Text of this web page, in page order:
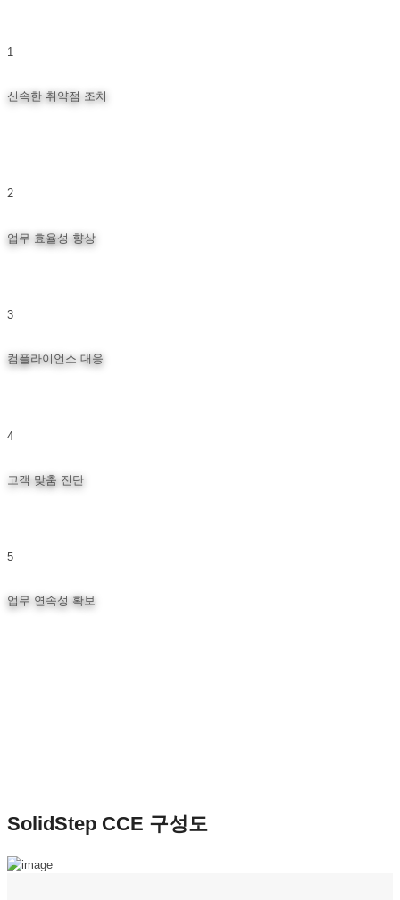
1
신속한 취약점 조치
2
업무 효율성 향상
3
컴플라이언스 대응
4
고객 맞춤 진단
5
업무 연속성 확보
SolidStep CCE 구성도